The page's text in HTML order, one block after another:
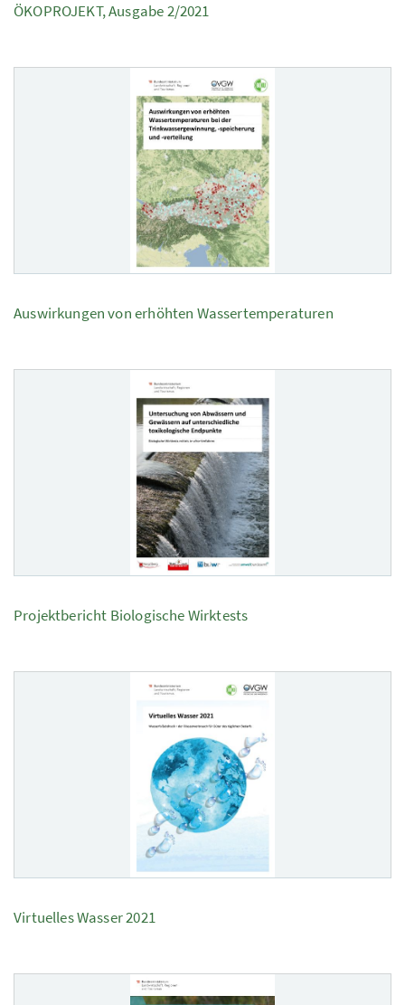
ÖKOPROJEKT, Ausgabe 2/2021
Auswirkungen von erhöhten Wassertemperaturen
Projektbericht Biologische Wirktests
Virtuelles Wasser 2021